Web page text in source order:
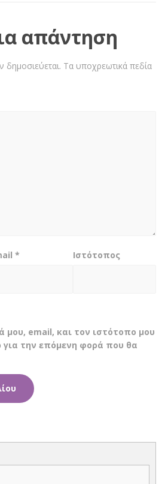
απάντηση
δημοσιεύεται. Τα υποχρεωτικά πεδία
* Ιστότοπος
μου, email, και τον ιστότοπο μου
για την επόμενη φορά που θα